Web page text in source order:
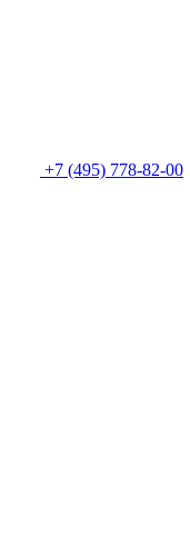
+7 (495) 778-82-00